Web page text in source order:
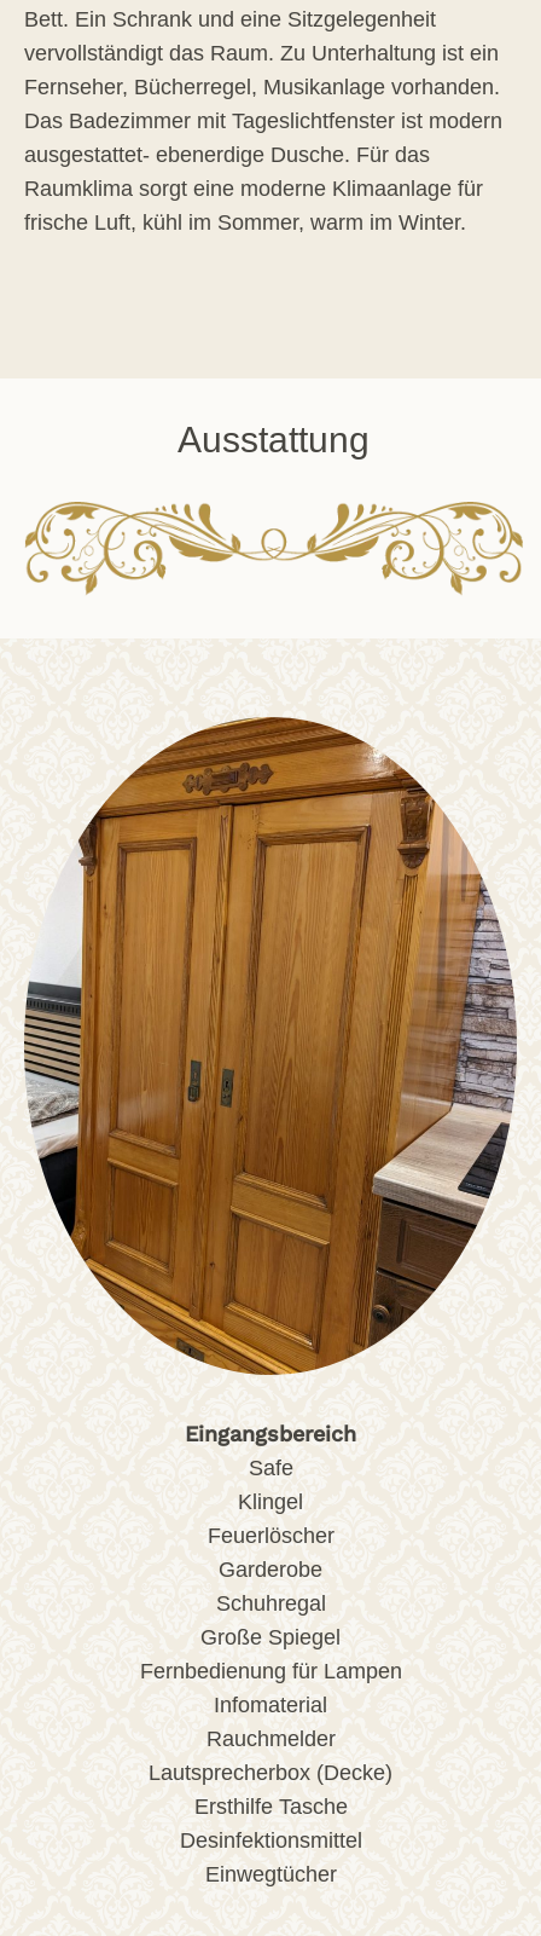
Bett. Ein Schrank und eine Sitzgelegenheit
vervollständigt das Raum. Zu Unterhaltung ist ein
Fernseher, Bücherregel, Musikanlage vorhanden.
Das Badezimmer mit Tageslichtfenster ist modern
ausgestattet- ebenerdige Dusche. Für das
Raumklima sorgt eine moderne Klimaanlage für
frische Luft, kühl im Sommer, warm im Winter.
Ausstattung
Eingangsbereich
Safe
Klingel
Feuerlöscher
Garderobe
Schuhregal
Große Spiegel
Fernbedienung für Lampen
Infomaterial
Rauchmelder
Lautsprecherbox (Decke)
Ersthilfe Tasche
Desinfektionsmittel
Einwegtücher